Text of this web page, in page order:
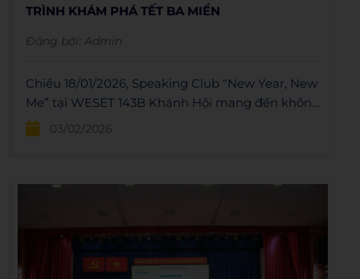
TRÌNH KHÁM PHÁ TẾT BA MIỀN
Đăng bởi: Admin
Chiều 18/01/2026, Speaking Club “New Year, New
Me” tại WESET 143B Khánh Hội mang đến không
khí Tết rộn ràng qua các trạm trải nghiệm văn
hóa ba miền kết hợp luyện nói tiếng Anh. Sự
03/02/2026